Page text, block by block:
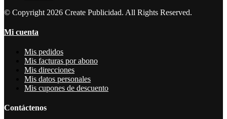
© Copyright 2026 Create Publicidad. All Rights Reserved.
Mi cuenta
Mis pedidos
Mis facturas por abono
Mis direcciones
Mis datos personales
Mis cupones de descuento
Contáctenos